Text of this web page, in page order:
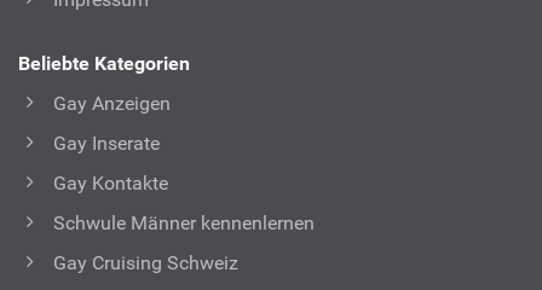
Beliebte Kategorien
Gay Anzeigen
Gay Inserate
Gay Kontakte
Schwule Männer kennenlernen
Gay Cruising Schweiz